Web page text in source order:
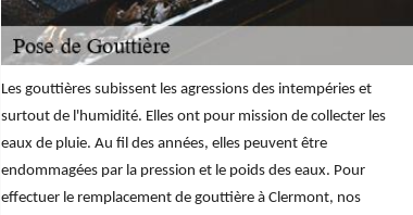
Les gouttières subissent les agressions des intempéries et
surtout de l'humidité. Elles ont pour mission de collecter les
eaux de pluie. Au fil des années, elles peuvent être
endommagées par la pression et le poids des eaux. Pour
effectuer le remplacement de gouttière à Clermont, nos